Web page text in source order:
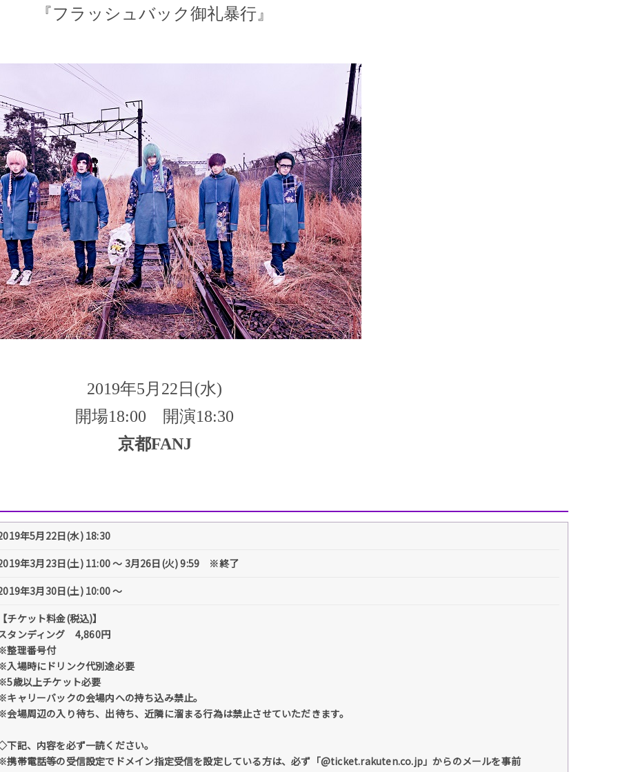
『フラッシュバック御礼暴行』
2019年5月22日(水)
開場18:00 開演18:30
京都FANJ
年5月22日(水) 18:30
年3月23日(土) 11:00 〜 3月26日(火) 9:59 ※終了
年3月30日(土) 10:00 〜
チケット料金(税込)】
タンディング 4,860円
整理番号付
入場時にドリンク代別途必要
歳以上チケット必要
キャリーバックの会場内への持ち込み禁止。
会場周辺の入り待ち、出待ち、近隣に溜まる行為は禁止させていただきます。
下記、内容を必ず一読ください。
携帯電話等の受信設定でドメイン指定受信を設定している方は、必ず「@ticket.rakuten.co.jp」からのメールを事前